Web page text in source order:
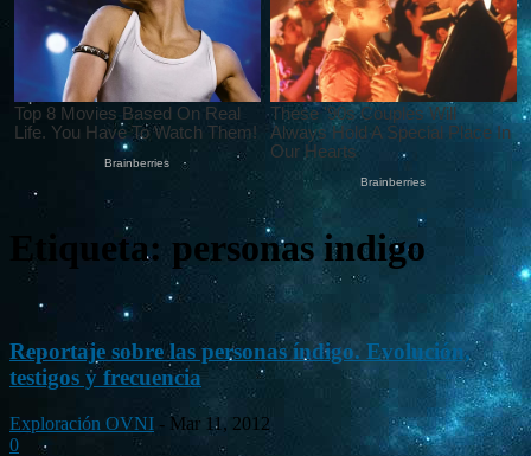
Etiqueta: personas indigo
Reportaje sobre las personas índigo. Evolución,
testigos y frecuencia
Exploración OVNI - Mar 11, 2012
0